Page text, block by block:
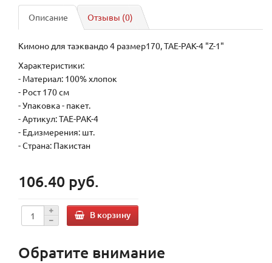
Описание Отзывы (0)
Кимоно для таэквандо 4 размер170, TAE-PAK-4 "Z-1"
Характеристики:
- Материал: 100% хлопок
- Рост 170 см
- Упаковка - пакет.
- Артикул: TAE-PAK-4
- Ед.измерения: шт.
- Страна: Пакистан
106.40 руб.
В корзину
Обратите внимание